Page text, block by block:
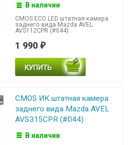
В наличии
CMOS ECO LED штатная камера
заднего вида Mazda AVEL
AVS112CPR (#044)
1 990 ₽
CMOS ИК штатная камера
заднего вида Mazda AVEL
AVS315CPR (#044)
В наличии